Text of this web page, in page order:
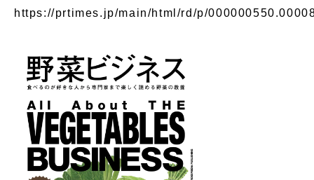
https://prtimes.jp/main/html/rd/p/